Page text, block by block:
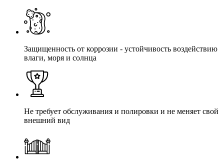
Защищенность от коррозии - устойчивость воздействию
влаги, моря и солнца
Не требует обслуживания и полировки и не меняет свой
внешний вид